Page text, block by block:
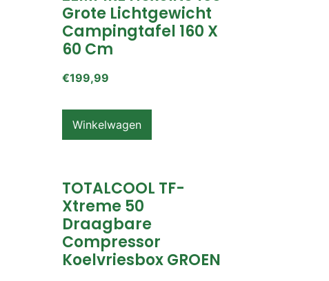
Grote Lichtgewicht
Campingtafel 160 X
60 Cm
€199,99
Winkelwagen
TOTALCOOL TF-
Xtreme 50
Draagbare
Compressor
Koelvriesbox GROEN